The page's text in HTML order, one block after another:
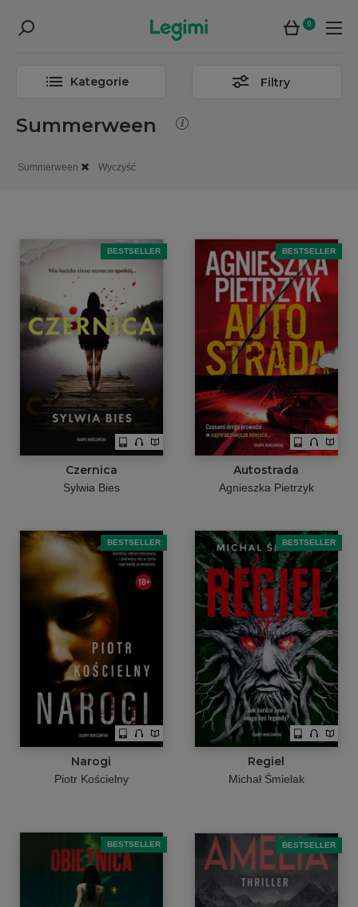
0
Kategorie Filtry
Summerween
Summerween Wyczyść
BESTSELLER
Czernica
Sylwia Bies
BESTSELLER
Autostrada
Agnieszka Pietrzyk
BESTSELLER
Narogi
Piotr Kościelny
BESTSELLER
Regiel
Michał Śmielak
BESTSELLER BESTSELLER